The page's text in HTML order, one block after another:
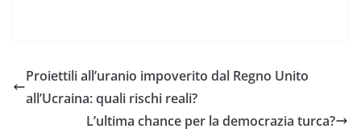
Proiettili all’uranio impoverito dal Regno Unito
all’Ucraina: quali rischi reali?
L’ultima chance per la democrazia turca?